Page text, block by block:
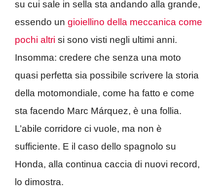
su cui sale in sella sta andando alla grande,
essendo un gioiellino della meccanica come
pochi altri si sono visti negli ultimi anni.
Insomma: credere che senza una moto
quasi perfetta sia possibile scrivere la storia
della motomondiale, come ha fatto e come
sta facendo Marc Márquez, è una follia.
L’abile corridore ci vuole, ma non è
sufficiente. E il caso dello spagnolo su
Honda, alla continua caccia di nuovi record,
lo dimostra.